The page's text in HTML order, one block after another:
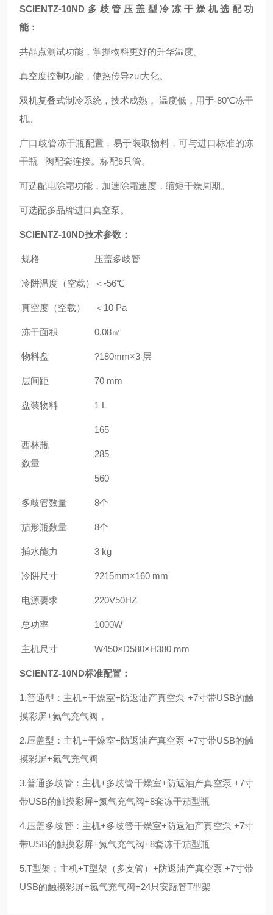
SCIENTZ-10ND多歧管压盖型冷冻干燥机选配功
能：
共晶点测试功能，掌握物料更好的升华温度。
真空度控制功能，使热传导zui大化。
双机复叠式制冷系统，技术成熟， 温度低，用于-80℃冻干
机。
广口歧管冻干瓶配置，易于装取物料，可与进口标准的冻
干瓶 阀配套连接。标配6只管。
可选配电除霜功能，加速除霜速度，缩短干燥周期。
可选配多品牌进口真空泵。
SCIENTZ-10ND技术参数：
规格 压盖多歧管
冷阱温度（空载） ＜-56℃
真空度（空载） ＜10 Pa
冻干面积 0.08㎡
物料盘 ?180mm×3 层
层间距 70 mm
盘装物料 1 L
西林瓶
数量
165
285
560
多歧管数量 8个
茄形瓶数量 8个
捕水能力 3 kg
冷阱尺寸 ?215mm×160 mm
电源要求 220V50HZ
总功率 1000W
主机尺寸 W450×D580×H380 mm
SCIENTZ-10ND标准配置：
1.普通型：主机+干燥室+防返油产真空泵 +7寸带USB的触
摸彩屏+氮气充气阀，
2.压盖型：主机+干燥室+防返油产真空泵 +7寸带USB的触
摸彩屏+氮气充气阀
3.普通多歧管：主机+多歧管干燥室+防返油产真空泵 +7寸
带USB的触摸彩屏+氮气充气阀+8套冻干茄型瓶
4.压盖多歧管：主机+多歧管干燥室+防返油产真空泵 +7寸
带USB的触摸彩屏+氮气充气阀+8套冻干茄型瓶
5.T型架：主机+T型架（多支管）+防返油产真空泵 +7寸带
USB的触摸彩屏+氮气充气阀+24只安瓿管T型架